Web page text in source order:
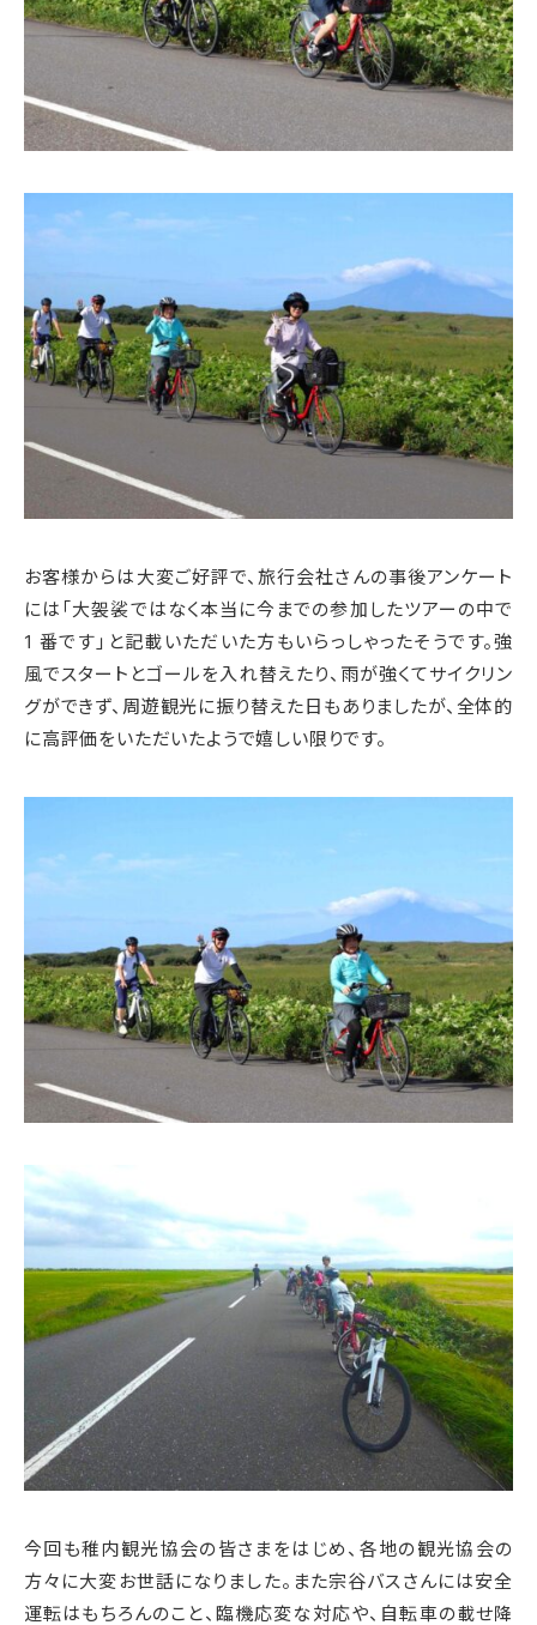
お客様からは大変ご好評で、旅行会社さんの事後アンケート
には「大袈裟ではなく本当に今までの参加したツアーの中で
1 番です」と記載いただいた方もいらっしゃったそうです。強
風でスタートとゴールを入れ替えたり、雨が強くてサイクリン
グができず、周遊観光に振り替えた日もありましたが、全体的
に高評価をいただいたようで嬉しい限りです。
今回も稚内観光協会の皆さまをはじめ、各地の観光協会の
方々に大変お世話になりました。また宗谷バスさんには安全
運転はもちろんのこと、臨機応変な対応や、自転車の載せ降